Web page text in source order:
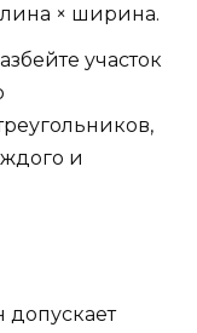
× ширина.
участок
и
допускает